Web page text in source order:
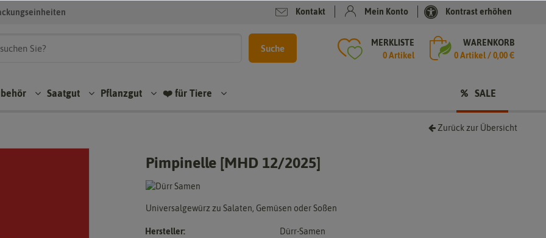
Kontakt Mein Konto Kontrast erhöhen
Suche
MERKLISTE
0 Artikel
WARENKORB
0Artikel /0,00 €
Saatgut Pflanzgut ❤️ für Tiere SALE
Zurück zur Übersicht
Pimpinelle [MHD 12/2025]
Universalgewürz zu Salaten, Gemüsen oder Soßen
Hersteller:
Dürr-Samen